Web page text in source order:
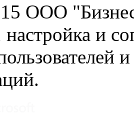
ООО
настройка и